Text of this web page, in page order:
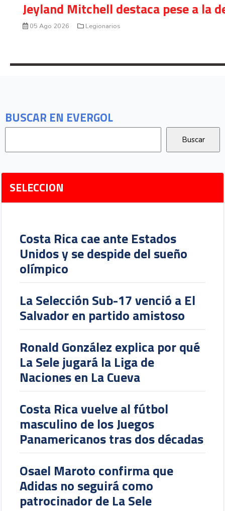
BUSCAR EN EVERGOL
SELECCION
Costa Rica cae ante Estados
Unidos y se despide del sueño
olímpico
La Selección Sub-17 venció a El
Salvador en partido amistoso
Ronald González explica por qué
La Sele jugará la Liga de
Naciones en La Cueva
Costa Rica vuelve al fútbol
masculino de los Juegos
Panamericanos tras dos décadas
Osael Maroto confirma que
Adidas no seguirá como
patrocinador de La Sele
Jeyland Mitchell destaca pese a la
05 Ago 2026 Legionarios